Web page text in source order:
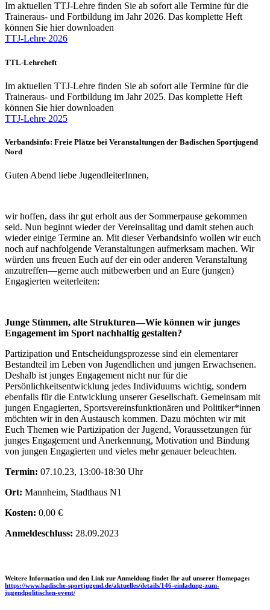
Im aktuellen TTJ-Lehre finden Sie ab sofort alle Termine für die
Traineraus- und Fortbildung im Jahr 2026. Das komplette Heft
können Sie hier downloaden
TTJ-Lehre 2026
TTL-Lehreheft
Im aktuellen TTJ-Lehre finden Sie ab sofort alle Termine für die
Traineraus- und Fortbildung im Jahr 2025. Das komplette Heft
können Sie hier downloaden
TTJ-Lehre 2025
Verbandsinfo: Freie Plätze bei Veranstaltungen der Badischen Sportjugend
Nord
Guten Abend liebe JugendleiterInnen,
wir hoffen, dass ihr gut erholt aus der Sommerpause gekommen
seid. Nun beginnt wieder der Vereinsalltag und damit stehen auch
wieder einige Termine an. Mit dieser Verbandsinfo wollen wir euch
noch auf nachfolgende Veranstaltungen aufmerksam machen. Wir
würden uns freuen Euch auf der ein oder anderen Veranstaltung
anzutreffen—gerne auch mitbewerben und an Eure (jungen)
Engagierten weiterleiten:
Junge Stimmen, alte Strukturen—Wie können wir junges
Engagement im Sport nachhaltig gestalten?
Partizipation und Entscheidungsprozesse sind ein elementarer
Bestandteil im Leben von Jugendlichen und jungen Erwachsenen.
Deshalb ist junges Engagement nicht nur für die
Persönlichkeitsentwicklung jedes Individuums wichtig, sondern
ebenfalls für die Entwicklung unserer Gesellschaft. Gemeinsam mit
jungen Engagierten, Sportsvereinsfunktionären und Politiker*innen
möchten wir in den Austausch kommen. Dazu möchten wir mit
Euch Themen wie Partizipation der Jugend, Voraussetzungen für
junges Engagement und Anerkennung, Motivation und Bindung
von jungen Engagierten und vieles mehr genauer beleuchten.
Termin: 07.10.23, 13:00-18:30 Uhr
Ort: Mannheim, Stadthaus N1
Kosten: 0,00 €
Anmeldeschluss: 28.09.2023
Weitere Information und den Link zur Anmeldung findet Ihr auf unserer Homepage:
https://www.badische-sportjugend.de/aktuelles/details/146-einladung-zum-
jugendpolitischen-event/